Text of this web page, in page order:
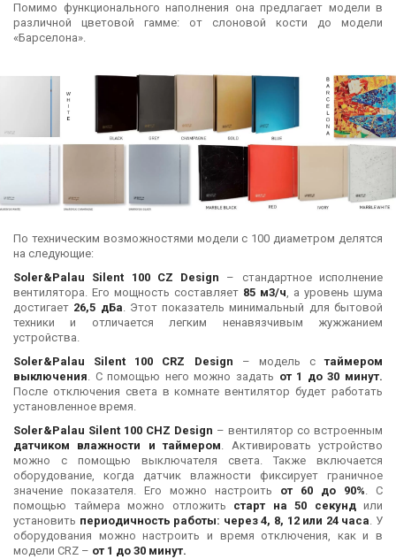
Помимо функционального наполнения она предлагает модели в
различной цветовой гамме: от слоновой кости до модели
«Барселона».
По техническим возможностями модели с 100 диаметром делятся
на следующие:
Soler&Palau Silent 100 CZ Design – стандартное исполнение
вентилятора. Его мощность составляет 85 м3/ч, а уровень шума
достигает 26,5 дБа. Этот показатель минимальный для бытовой
техники и отличается легким ненавязчивым жужжанием
устройства.
Soler&Palau Silent 100 CRZ Design – модель стаймером
выключения. С помощью него можно задать от 1 до 30 минут.
После отключения света в комнате вентилятор будет работать
установленное время.
Soler&Palau Silent 100 CHZ Design – вентилятор со встроенным
датчиком влажности и таймером. Активировать устройство
можно с помощью выключателя света. Также включается
оборудование, когда датчик влажности фиксирует граничное
значение показателя. Его можно настроить от 60 до 90%. С
помощью таймера можно отложить старт на 50 секундили
установить периодичность работы: через 4, 8, 12 или 24 часа. У
оборудования можно настроить и время отключения, как и в
модели CRZ – от 1 до 30 минут.